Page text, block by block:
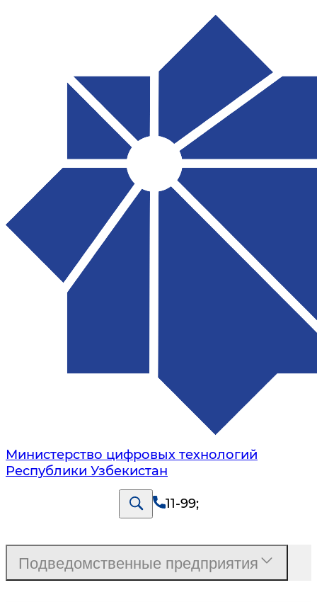
Министерство цифровых технологий
Республики Узбекистан
11-99;
Подведомственные предприятия